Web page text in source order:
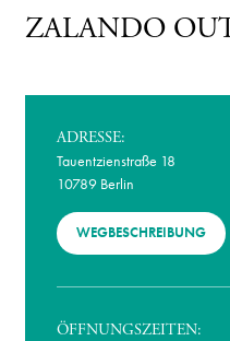
ZALANDO
ADRESSE:
Tauentzienstraße 18
10789 Berlin
WEGBESCHREIBUNG
ÖFFNUNGSZEITEN: